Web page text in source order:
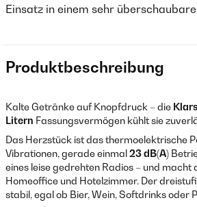
Einsatz in einem sehr
Produktbeschreibung
Kalte Getränke auf Knopfdruck – die
Litern Fassungsvermögen kühlt sie
Das Herzstück ist das thermoelektrische
Vibrationen, gerade einmal23 dB(A)
eines leise gedrehten Radios – und
Homeoffice und Hotelzimmer. Der
stabil, egal ob Bier, Wein, Softdrinks oder